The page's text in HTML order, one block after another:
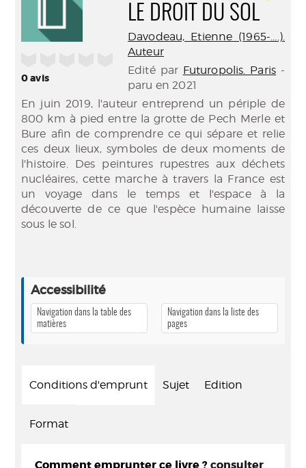
0avis
LE DROIT DU SOL
Davodeau, Etienne (1965-....).
Auteur
Edité par Futuropolis. Paris -
paru en 2021
En juin 2019, l'auteur entreprend un périple de
800 km à pied entre la grotte de Pech Merle et
Bure afin de comprendre ce qui sépare et relie
ces deux lieux, symboles de deux moments de
l'histoire. Des peintures rupestres aux déchets
nucléaires, cette marche à travers la France est
un voyage dans le temps et l'espace à la
découverte de ce que l'espèce humaine laisse
sous le sol.
Accessibilité
Navigation dans la table des
matières
Navigation dans la liste des
pages
Conditions d'emprunt Sujet Edition
Format
Comment emprunter ce livre ? consulter